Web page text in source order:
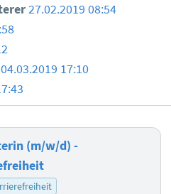
27.02.2019 08:54
04.03.2019 17:10
(m/w/d) -